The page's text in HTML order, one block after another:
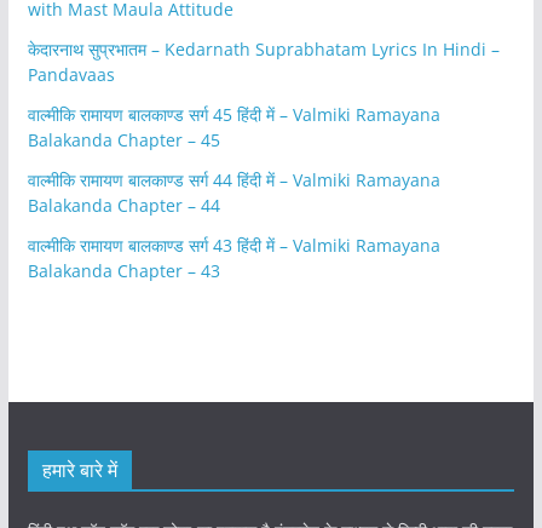
with Mast Maula Attitude
केदारनाथ सुप्रभातम – Kedarnath Suprabhatam Lyrics In Hindi –
Pandavaas
वाल्मीकि रामायण बालकाण्ड सर्ग 45 हिंदी में – Valmiki Ramayana
Balakanda Chapter – 45
वाल्मीकि रामायण बालकाण्ड सर्ग 44 हिंदी में – Valmiki Ramayana
Balakanda Chapter – 44
वाल्मीकि रामायण बालकाण्ड सर्ग 43 हिंदी में – Valmiki Ramayana
Balakanda Chapter – 43
हमारे बारे में